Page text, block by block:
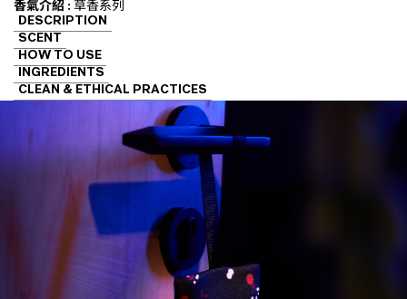
香氣介紹 :草香系列
DESCRIPTION
SCENT
HOW TO USE
INGREDIENTS
CLEAN & ETHICAL PRACTICES